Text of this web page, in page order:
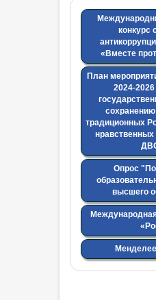
конкурс
«Вместе
План
2024-
традиционных
нравственных
Опрос
высшего